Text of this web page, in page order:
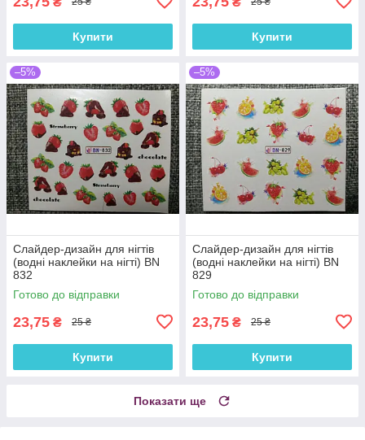
Купити Купити
–5%
Слайдер-дизайн для нігтів
(водні наклейки на нігті) BN
832
Готово до відправки
23,75 ₴ 25 ₴
Купити
–5%
Слайдер-дизайн для нігтів
(водні наклейки на нігті) BN
829
Готово до відправки
23,75 ₴ 25 ₴
Купити
Показати ще